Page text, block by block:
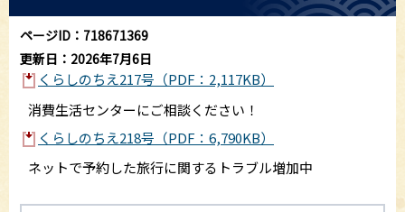
か
ページID：718671369
更新日：2026年7月6日
くらしのちえ217号（PDF：2,117KB）
消費生活センターにご相談ください！
くらしのちえ218号（PDF：6,790KB）
ネットで予約した旅行に関するトラブル増加中